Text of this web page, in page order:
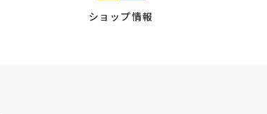
ショップ情報